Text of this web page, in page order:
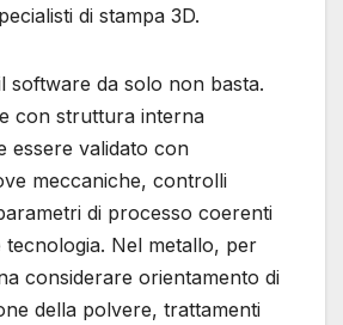
di stampa 3D.
software da solo non basta.
con struttura interna
essere validato con
meccaniche, controlli
di processo coerenti
tecnologia. Nel metallo, per
considerare orientamento di
della polvere, trattamenti